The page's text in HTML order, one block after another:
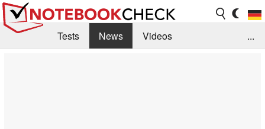
Tests News
Videos
...